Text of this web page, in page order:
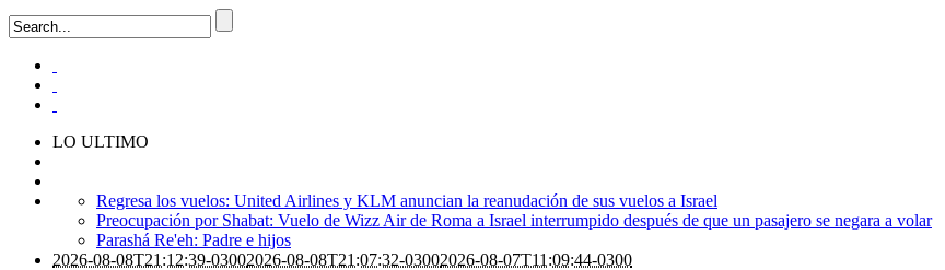
LO ULTIMO
Regresa los vuelos: United Airlines y KLM anuncian la reanudación de sus vuelos a Israel
Preocupación por Shabat: Vuelo de Wizz Air de Roma a Israel interrumpido después de que un pasajero se negara a volar
Parashá Re'eh: Padre e hijos
2026-08-08T21:12:39-03002026-08-08T21:07:32-03002026-08-07T11:09:44-0300